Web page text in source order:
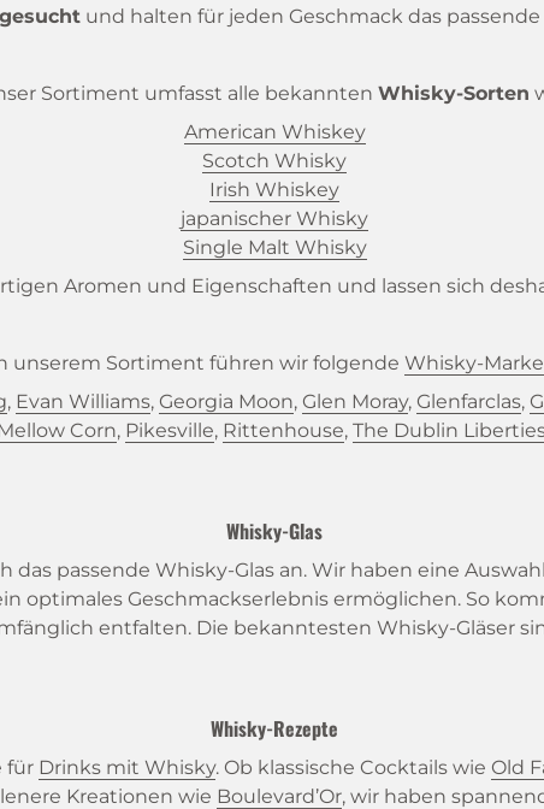
und halten für jeden Geschmack das
Sortiment umfasst alle bekannten Whisky-Sorten
American Whiskey
Scotch Whisky
Irish Whiskey
japanischer Whisky
Single Malt Whisky
Aromen und Eigenschaften und lassen sich
unserem Sortiment führen wir folgende Whisky-
, Evan Williams, Georgia Moon, Glen Moray, Glenfarclas,
Corn, Pikesville, Rittenhouse, The Dublin
Whisky-Glas
passende Whisky-Glas an. Wir haben eine
optimales Geschmackserlebnis ermöglichen. So
entfalten. Die bekanntesten Whisky-Gläser
Whisky-Rezepte
für Drinks mit Whisky. Ob klassische Cocktails wie Old
Kreationen wie Boulevard’Or, wir haben